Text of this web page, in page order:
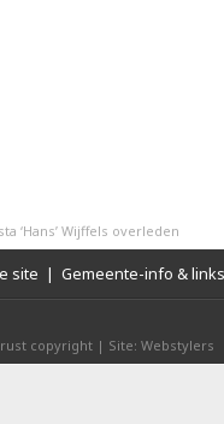
‘Hans’ Wijffels overleden
site | Gemeente-info & links
rust copyright | Site: Webstylers